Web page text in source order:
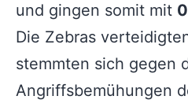
und gingen somit mit
Die Zebras
stemmten sich gegen
Angriffsbemühungen